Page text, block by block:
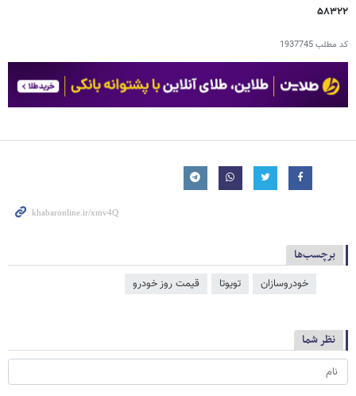
۵۸۳۲۲
کد مطلب1937745
برچسب‌ها
خودروسازان تویوتا قیمت روز خودرو
نظر شما